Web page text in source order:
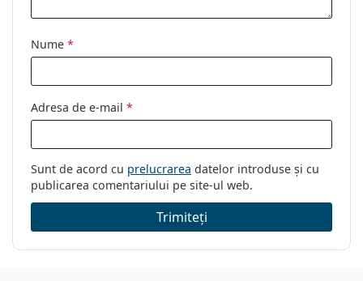
Sex:
Femei
Categorie:
Cod:
GG0025O 002 56
Nume *
Adresa de e-mail *
Sunt de acord cu prelucrarea datelor introduse și cu
publicarea comentariului pe site-ul web.
Trimiteți